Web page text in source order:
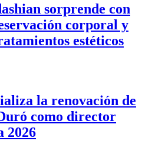
sorprende con
corporal y
estéticos
la renovación de
como director
2026